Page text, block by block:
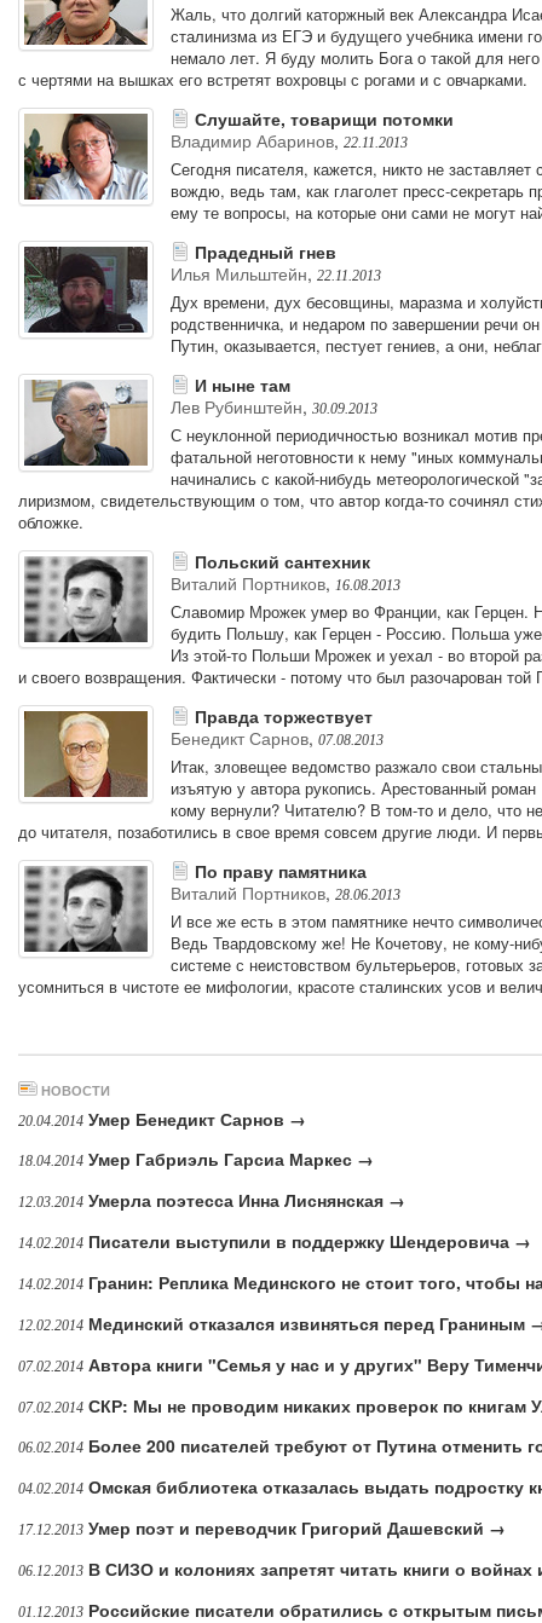
Жаль, что долгий каторжный век Александра
сталинизма из ЕГЭ и будущего учебника имени
немало лет. Я буду молить Бога о такой для
с чертями на вышках его встретят вохровцы с рогами и с овчарками.
Слушайте, товарищи потомки
Владимир Абаринов, 22.11.2013
Сегодня писателя, кажется, никто не
вождю, ведь там, как глаголет пресс-секретарь
ему те вопросы, на которые они сами не могут
Прадедный гнев
Илья Мильштейн, 22.11.2013
Дух времени, дух бесовщины, маразма и
родственничка, и недаром по завершении речи
Путин, оказывается, пестует гениев, а они,
И ныне там
Лев Рубинштейн, 30.09.2013
С неуклонной периодичностью возникал мотив
фатальной неготовности к нему "иных
начинались с какой-нибудь метеорологической
лиризмом, свидетельствующим о том, что автор когда-то сочинял
обложке.
Польский сантехник
Виталий Портников, 16.08.2013
Славомир Мрожек умер во Франции, как Герцен.
будить Польшу, как Герцен - Россию. Польша
Из этой-то Польши Мрожек и уехал - во второй
и своего возвращения. Фактически - потому что был разочарован
Правда торжествует
Бенедикт Сарнов, 07.08.2013
Итак, зловещее ведомство разжало свои
изъятую у автора рукопись. Арестованный
кому вернули? Читателю? В том-то и дело, что
до читателя, позаботились в свое время совсем другие люди. И
По праву памятника
Виталий Портников, 28.06.2013
И все же есть в этом памятнике нечто
Ведь Твардовскому же! Не Кочетову, не кому-
системе с неистовством бультерьеров, готовых
усомниться в чистоте ее мифологии, красоте сталинских усов и
НОВОСТИ
20.04.2014 Умер Бенедикт Сарнов →
18.04.2014 Умер Габриэль Гарсиа Маркес →
12.03.2014 Умерла поэтесса Инна Лиснянская →
14.02.2014 Писатели выступили в поддержку Шендеровича →
14.02.2014 Гранин: Реплика Мединского не стоит того, чтобы
12.02.2014 Мединский отказался извиняться перед Граниным
07.02.2014 Автора книги "Семья у нас и у других" Веру
07.02.2014 СКР: Мы не проводим никаких проверок по книгам
06.02.2014 Более 200 писателей требуют от Путина отменить
04.02.2014 Омская библиотека отказалась выдать подростку
17.12.2013 Умер поэт и переводчик Григорий Дашевский →
06.12.2013 В СИЗО и колониях запретят читать книги о
01.12.2013 Российские писатели обратились с открытым